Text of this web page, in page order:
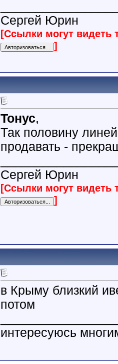
Сергей Юрин
[Ссылки могут видеть
]
Тонус,
Так половину
продавать -
Сергей Юрин
[Ссылки могут видеть
]
в Крыму близкий
потом
интересуюсь